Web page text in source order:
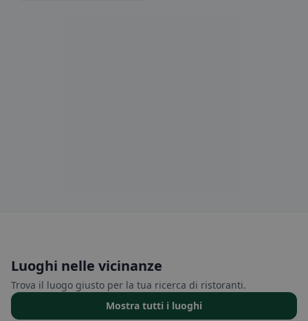
Luoghi nelle vicinanze
Trova il luogo giusto per la tua ricerca di ristoranti.
Mostra tutti i luoghi